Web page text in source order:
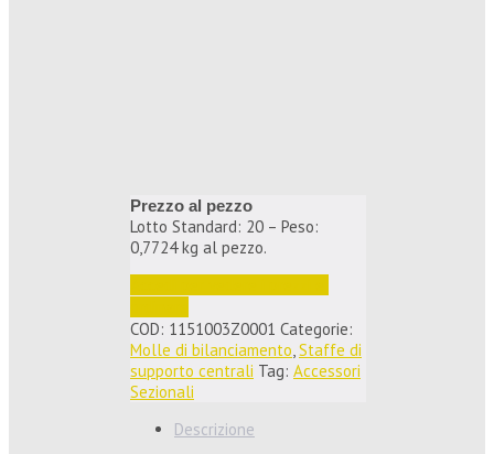
Prezzo al pezzo
Lotto Standard: 20 – Peso:
0,7724 kg al pezzo.
COD: 1151003Z0001 Categorie:
Molle di bilanciamento,Staffe di
supporto centrali Tag: Accessori
Sezionali
Descrizione